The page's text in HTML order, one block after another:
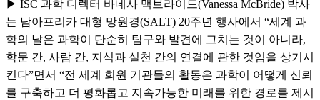
▶ ISC 과학 디렉터 바네사 맥브라이드(Vanessa McBride) 박사
는 남아프리카 대형 망원경(SALT) 20주년 행사에서 “세계 과
학의 날은 과학이 단순히 탐구와 발견에 그치는 것이 아니라,
학문 간, 사람 간, 지식과 실천 간의 연결에 관한 것임을 상기시
킨다”면서 “전 세계 회원 기관들의 활동은 과학이 어떻게 신뢰
를 구축하고 더 평화롭고 지속가능한 미래를 위한 경로를 제시